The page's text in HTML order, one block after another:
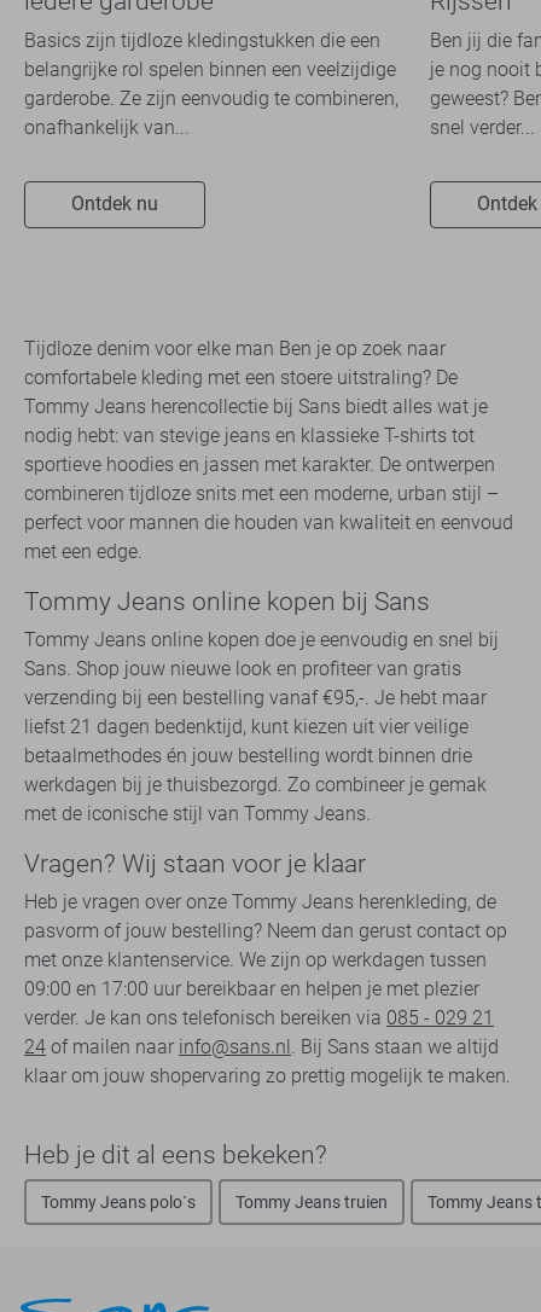
Basics zijn tijdloze kledingstukken die een
belangrijke rol spelen binnen een veelzijdige
garderobe. Ze zijn eenvoudig te combineren,
onafhankelijk van...
Ontdek nu
Ben jij die
je nog nooit
geweest?
snel verder...
Tijdloze denim voor elke man Ben je op zoek naar
comfortabele kleding met een stoere uitstraling? De
Tommy Jeans herencollectie bij Sans biedt alles wat je
nodig hebt: van stevige jeans en klassieke T-shirts tot
sportieve hoodies en jassen met karakter. De ontwerpen
combineren tijdloze snits met een moderne, urban stijl –
perfect voor mannen die houden van kwaliteit en eenvoud
met een edge.
Tommy Jeans online kopen bij Sans
Tommy Jeans online kopen doe je eenvoudig en snel bij
Sans. Shop jouw nieuwe look en profiteer van gratis
verzending bij een bestelling vanaf €95,-. Je hebt maar
liefst 21 dagen bedenktijd, kunt kiezen uit vier veilige
betaalmethodes én jouw bestelling wordt binnen drie
werkdagen bij je thuisbezorgd. Zo combineer je gemak
met de iconische stijl van Tommy Jeans.
Vragen? Wij staan voor je klaar
Heb je vragen over onze Tommy Jeans herenkleding, de
pasvorm of jouw bestelling? Neem dan gerust contact op
met onze klantenservice. We zijn op werkdagen tussen
09:00 en 17:00 uur bereikbaar en helpen je met plezier
verder. Je kan ons telefonisch bereiken via 085 - 029 21
24 of mailen naar info@sans.nl. Bij Sans staan we altijd
klaar om jouw shopervaring zo prettig mogelijk te maken.
Heb je dit al eens bekeken?
Tommy Jeans polo`s Tommy Jeans truien Tommy Jeans